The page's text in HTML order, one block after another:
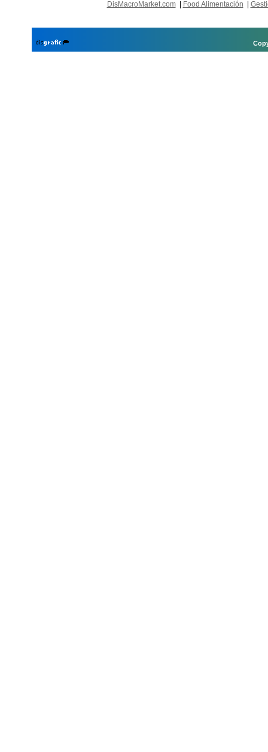
DisMacroMarket.com| Food Alimentación